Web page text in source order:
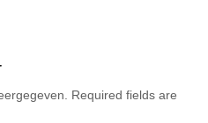
Required fields are